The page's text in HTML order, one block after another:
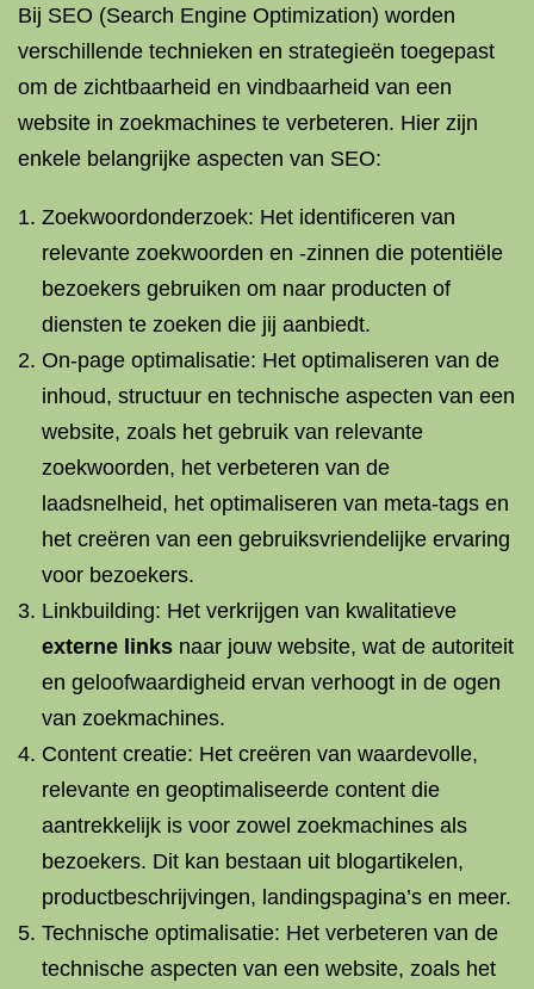
Bij SEO (Search Engine Optimization) worden
verschillende technieken en strategieën toegepast
om de zichtbaarheid en vindbaarheid van een
website in zoekmachines te verbeteren. Hier zijn
enkele belangrijke aspecten van SEO:
Zoekwoordonderzoek: Het identificeren van
relevante zoekwoorden en -zinnen die potentiële
bezoekers gebruiken om naar producten of
diensten te zoeken die jij aanbiedt.
On-page optimalisatie: Het optimaliseren van de
inhoud, structuur en technische aspecten van een
website, zoals het gebruik van relevante
zoekwoorden, het verbeteren van de
laadsnelheid, het optimaliseren van meta-tags en
het creëren van een gebruiksvriendelijke ervaring
voor bezoekers.
Linkbuilding: Het verkrijgen van kwalitatieve
externe links naar jouw website, wat de autoriteit
en geloofwaardigheid ervan verhoogt in de ogen
van zoekmachines.
Content creatie: Het creëren van waardevolle,
relevante en geoptimaliseerde content die
aantrekkelijk is voor zowel zoekmachines als
bezoekers. Dit kan bestaan uit blogartikelen,
productbeschrijvingen, landingspagina’s en meer.
Technische optimalisatie: Het verbeteren van de
technische aspecten van een website, zoals het